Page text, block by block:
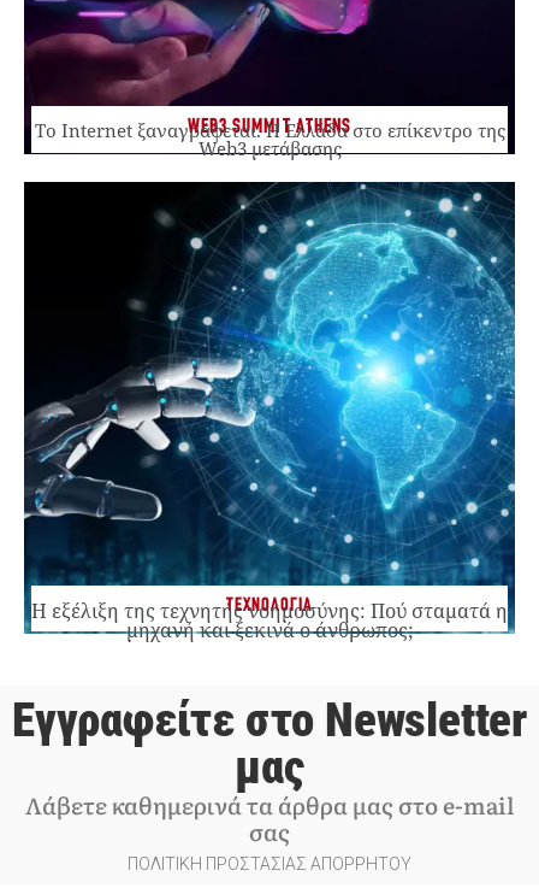
WEB3 SUMMIT ATHENS
Το Internet ξαναγράφεται. Η Ελλάδα στο επίκεντρο της
Web3 μετάβασης
ΤΕΧΝΟΛΟΓΙΑ
Η εξέλιξη της τεχνητής νοημοσύνης: Πού σταματά η
μηχανή και ξεκινά ο άνθρωπος;
Εγγραφείτε στο Newsletter
μας
Λάβετε καθημερινά τα άρθρα μας στο e-mail
σας
ΠΟΛΙΤΙΚΗ ΠΡΟΣΤΑΣΙΑΣ ΑΠΟΡΡΗΤΟΥ